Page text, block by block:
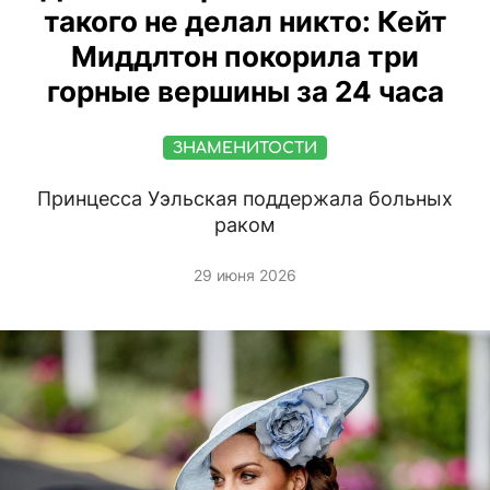
такого не делал никто: Кейт
Миддлтон покорила три
горные вершины за 24 часа
ЗНАМЕНИТОСТИ
Принцесса Уэльская поддержала больных
раком
29 июня 2026